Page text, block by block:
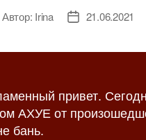
Автор: Irina
Д
а
п
21.06.2021
привет.
АХУЕ от
бань.